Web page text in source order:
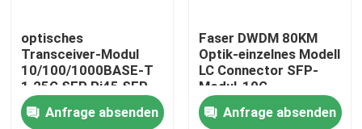
Modul 10G SFP
Optischer Transceiver Finisar
optisches
Transceiver-Modul
10/100/1000BASE-T
1.25G SFP Rj45 SFP
Anfrage absenden
Faser DWDM 80KM
Optik-einzelnes Modell
LC Connector SFP-
Modul-10G
Anfrage absenden